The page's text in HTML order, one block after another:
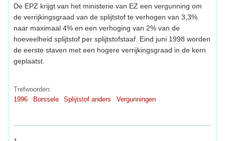
De EPZ krijgt van het ministerie van EZ een vergunning om
de verrijkingsgraad van de splijtstof te verhogen van 3,3%
naar maximaal 4% en een verhoging van 2% van de
hoeveelheid splijtstof per splijtstofstaaf. Eind juni 1998 worden
de eerste staven met een hogere verrijkingsgraad in de kern
geplaatst.
Trefwoorden:
1996
Borssele Splijtstof anders Vergunningen